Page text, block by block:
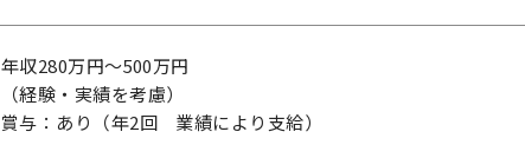
年収280万円～500万円
（経験・実績を考慮）
賞与：あり（年2回 業績により支給）